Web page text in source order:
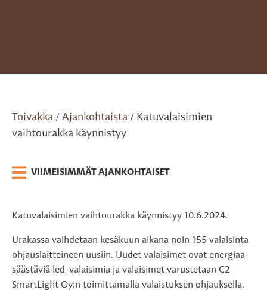
Toivakka / Ajankohtaista / Katuvalaisimien
vaihtourakka käynnistyy
VIIMEISIMMÄT AJANKOHTAISET
Katuvalaisimien vaihtourakka käynnistyy 10.6.2024.
Urakassa vaihdetaan kesäkuun aikana noin 155 valaisinta
ohjauslaitteineen uusiin. Uudet valaisimet ovat energiaa
säästäviä led-valaisimia ja valaisimet varustetaan C2
SmartLight Oy:n toimittamalla valaistuksen ohjauksella.